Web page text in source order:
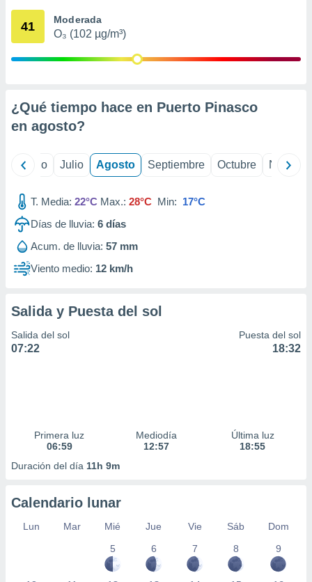
mediante
publicidad
1199
41 Moderada
O₃ (102 µg/m³)
¿Qué tiempo hace en Puerto Pinasco
en agosto?
Junio Julio Agosto Septiembre Octubre
T. Media: 22°C Max.: 28°C Min: 17°C
Días de lluvia: 6 días
Acum. de lluvia: 57 mm
Viento medio: 12 km/h
Salida y Puesta del sol
Salida del sol
07:22
Puesta del sol
18:32
Primera luz
06:59
Mediodía
12:57
Última luz
18:55
Duración del día 11h 9m
Calendario lunar
Lun Mar Mié Jue Vie Sáb
Dom
5
6 7 8 9